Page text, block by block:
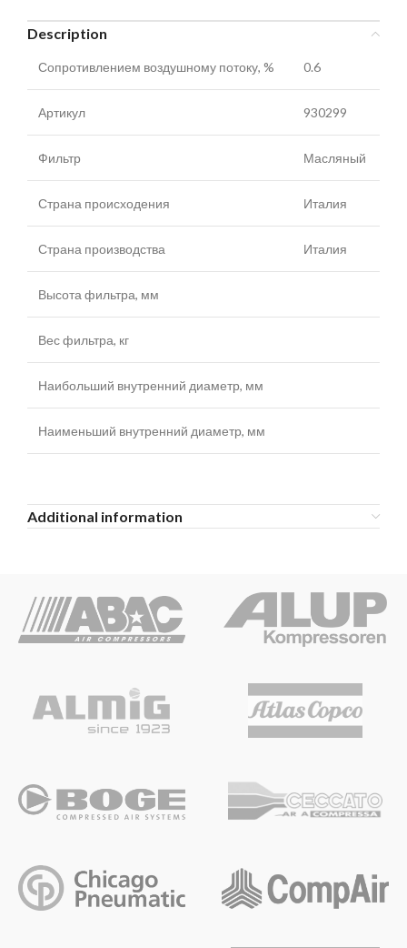
Description
Сопротивлением воздушному потоку, % 0.6
Артикул 930299
Фильтр Масляный
Страна происходения Италия
Страна производства Италия
Высота фильтра, мм
Вес фильтра, кг
Наибольший внутренний диаметр, мм
Наименьший внутренний диаметр, мм
Additional information